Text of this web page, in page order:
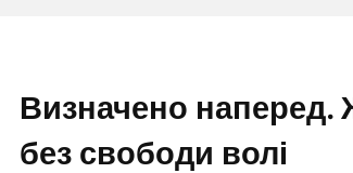
Визначено наперед.
без свободи волі